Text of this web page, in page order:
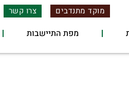
מוקד מתנדבים צרו קשר
מפת התיישבות